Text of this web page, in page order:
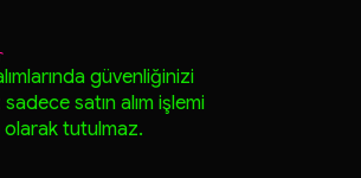
güvenliğinizi
satın alım işlemi
olarak tutulmaz.